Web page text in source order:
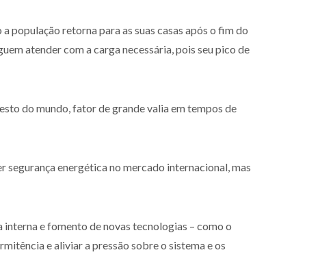
população retorna para as suas casas após o fim do
atender com a carga necessária, pois seu pico de
do mundo, fator de grande valia em tempos de
energética no mercado internacional, mas
e fomento de novas tecnologias – como o
e aliviar a pressão sobre o sistema e os